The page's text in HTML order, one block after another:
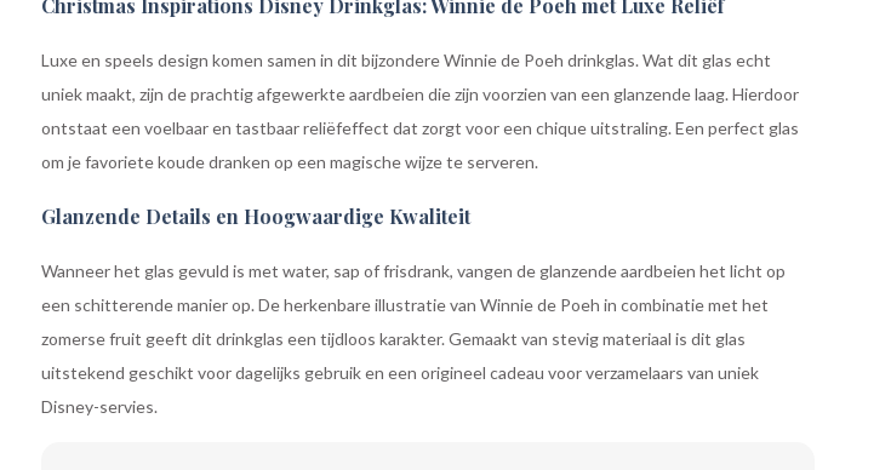
Christmas Inspirations Disney Drinkglas: Winnie de Poeh met Luxe Reliëf
Luxe en speels design komen samen in dit bijzondere Winnie de Poeh drinkglas. Wat dit glas echt
uniek maakt, zijn de prachtig afgewerkte aardbeien die zijn voorzien van een glanzende laag. Hierdoor
ontstaat een voelbaar en tastbaar reliëfeffect dat zorgt voor een chique uitstraling. Een perfect glas
om je favoriete koude dranken op een magische wijze te serveren.
Glanzende Details en Hoogwaardige Kwaliteit
Wanneer het glas gevuld is met water, sap of frisdrank, vangen de glanzende aardbeien het licht op
een schitterende manier op. De herkenbare illustratie van Winnie de Poeh in combinatie met het
zomerse fruit geeft dit drinkglas een tijdloos karakter. Gemaakt van stevig materiaal is dit glas
uitstekend geschikt voor dagelijks gebruik en een origineel cadeau voor verzamelaars van uniek
Disney-servies.